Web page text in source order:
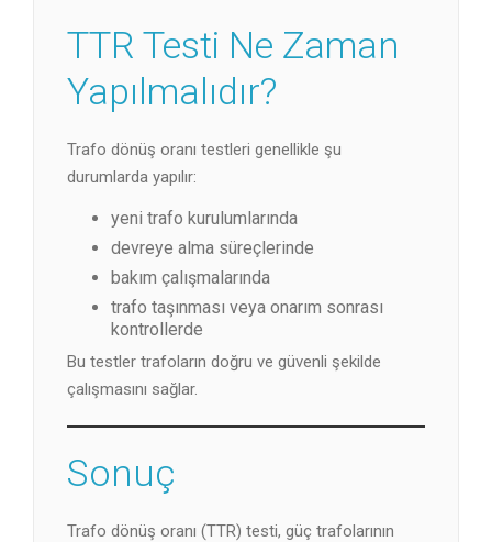
TTR Testi Ne Zaman
Yapılmalıdır?
Trafo dönüş oranı testleri genellikle şu
durumlarda yapılır:
yeni trafo kurulumlarında
devreye alma süreçlerinde
bakım çalışmalarında
trafo taşınması veya onarım sonrası
kontrollerde
Bu testler trafoların doğru ve güvenli şekilde
çalışmasını sağlar.
Sonuç
Trafo dönüş oranı (TTR) testi, güç trafolarının